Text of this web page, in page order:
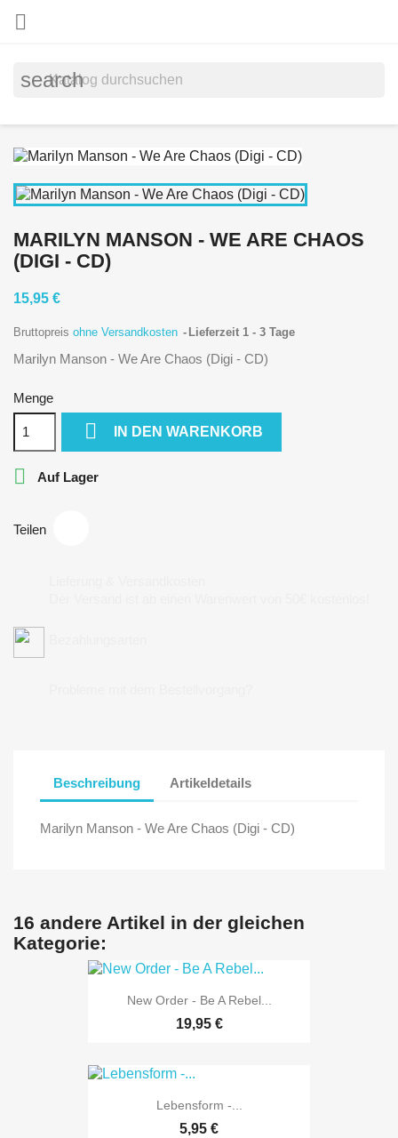

search
MARILYN MANSON - WE ARE CHAOS
(DIGI - CD)
15,95 €
Bruttopreis ohne Versandkosten Lieferzeit 1 - 3 Tage
Marilyn Manson - We Are Chaos (Digi - CD)
Menge
 IN DEN WARENKORB
 Auf Lager
Teilen
Beschreibung Artikeldetails
Marilyn Manson - We Are Chaos (Digi - CD)
16 andere Artikel in der gleichen
Kategorie:
New Order - Be A Rebel...
19,95 €
Lebensform -...
5,95 €